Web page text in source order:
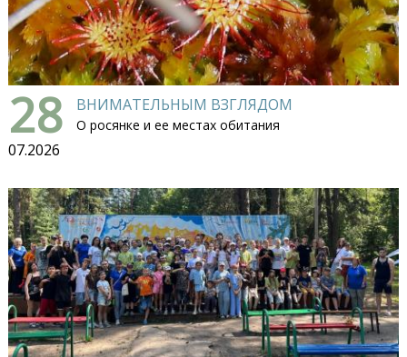
28
07.2026
ВНИМАТЕЛЬНЫМ ВЗГЛЯДОМ
О росянке и ее местах обитания